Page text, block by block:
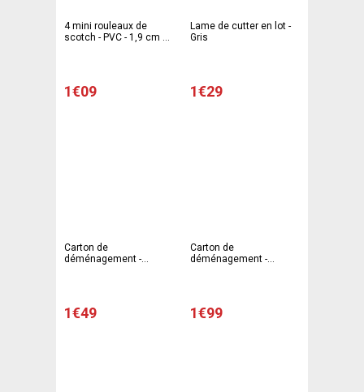
4 mini rouleaux de
scotch - PVC - 1,9 cm x
1€09
Lame de cutter en lot -
Gris
1€29
Carton de
déménagement -
1€49
Carton de
déménagement -
1€99